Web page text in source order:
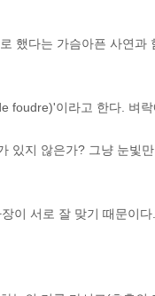
했다는 가슴아픈 사연
foudre)'이라고 한다. 벼
있지 않은가? 그냥 눈빛
이 서로 잘 맞기 때문이